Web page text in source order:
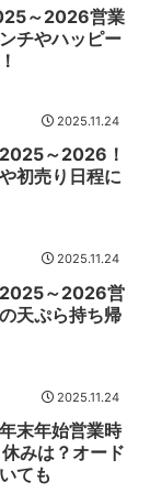
～2026営業
チやハッピー
2025.11.24
～2026！
初売り日程に
2025.11.24
2025～2026営
天ぷら持ち帰
2025.11.24
末年始営業時
みは？オード
ても